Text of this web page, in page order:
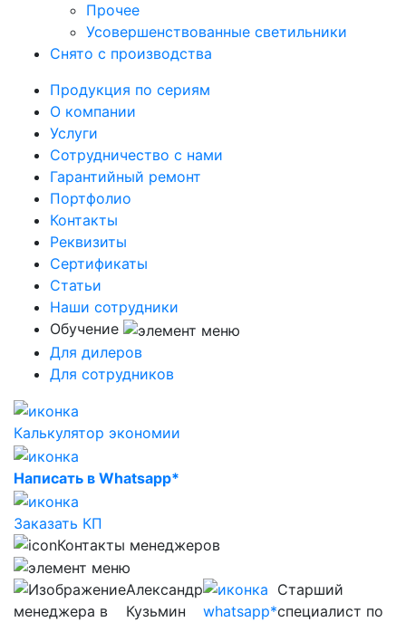
Прочее
Усовершенствованные светильники
Снято с производства
Продукция по сериям
О компании
Услуги
Сотрудничество с нами
Гарантийный ремонт
Портфолио
Контакты
Реквизиты
Сертификаты
Статьи
Наши сотрудники
Обучение
Для дилеров
Для сотрудников
Калькулятор экономии
Написать в Whatsapp*
Заказать КП
Контакты менеджеров
Александр
Кузьмин
Старший
специалист по